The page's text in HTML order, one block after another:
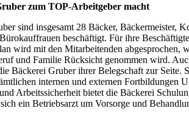
zum TOP-Arbeitgeber macht
sind insgesamt 28 Bäcker, Bäckermeister,
beschäftigt. Für ihre
wird mit den Mitarbeitenden abgesprochen,
und Familie Rücksicht genommen wird.
Bäckerei Gruber ihrer Belegschaft zur Seite.
internen und externen Fortbildungen
Arbeitssicherheit bietet die Bäckerei
ein Betriebsarzt um Vorsorge und